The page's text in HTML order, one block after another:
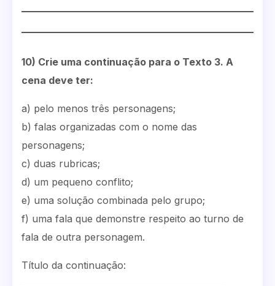
10) Crie uma continuação para o Texto 3. A
cena deve ter:
a) pelo menos três personagens;
b) falas organizadas com o nome das
personagens;
c) duas rubricas;
d) um pequeno conflito;
e) uma solução combinada pelo grupo;
f) uma fala que demonstre respeito ao turno de
fala de outra personagem.
Título da continuação: